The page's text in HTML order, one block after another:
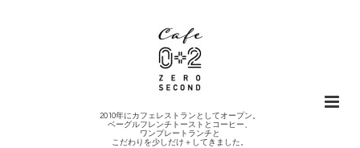
2010年にカフェレストランとしてオープン。
ベーグルフレンチトーストとコーヒー、
ワンプレートランチと
こだわりを少しだけ＋してきました。